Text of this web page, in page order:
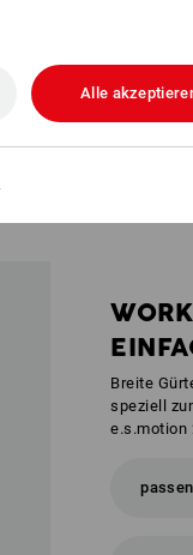
Breite
speziell
e.s.motion
Alle